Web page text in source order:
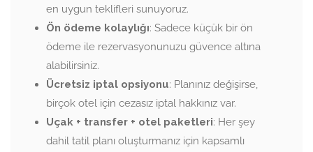
en uygun teklifleri sunuyoruz.
Ön ödeme kolaylığı: Sadece küçük bir ön
ödeme ile rezervasyonunuzu güvence altına
alabilirsiniz.
Ücretsiz iptal opsiyonu: Planınız değişirse,
birçok otel için cezasız iptal hakkınız var.
Uçak + transfer + otel paketleri: Her şey
dahil tatil planı oluşturmanız için kapsamlı